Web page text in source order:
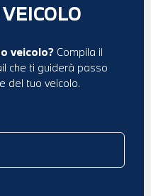
veicolo? Compila il
che ti guiderà passo
del tuo veicolo.